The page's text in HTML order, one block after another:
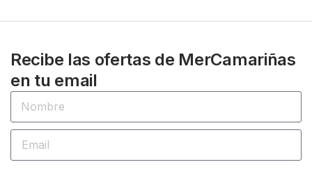
Recibe las ofertas de MerCamariñas
en tu email